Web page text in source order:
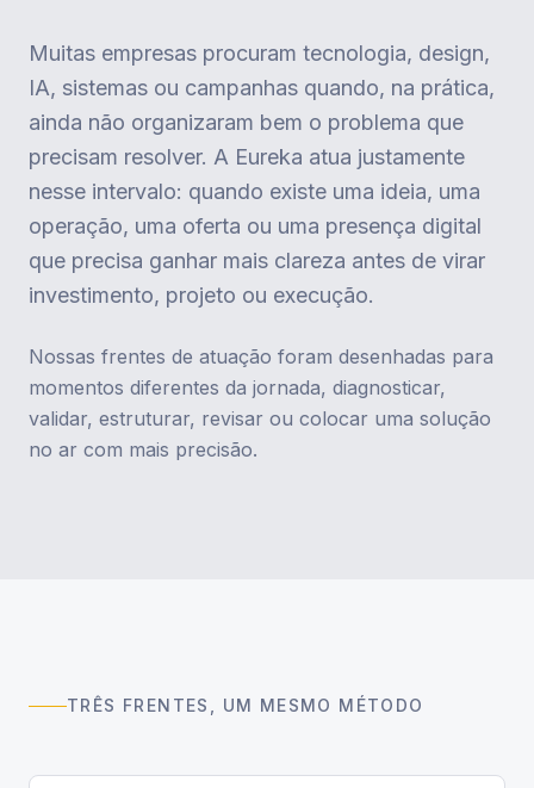
Muitas empresas procuram tecnologia, design,
IA, sistemas ou campanhas quando, na prática,
ainda não organizaram bem o problema que
precisam resolver. A Eureka atua justamente
nesse intervalo: quando existe uma ideia, uma
operação, uma oferta ou uma presença digital
que precisa ganhar mais clareza antes de virar
investimento, projeto ou execução.
Nossas frentes de atuação foram desenhadas para
momentos diferentes da jornada, diagnosticar,
validar, estruturar, revisar ou colocar uma solução
no ar com mais precisão.
TRÊS FRENTES, UM MESMO MÉTODO